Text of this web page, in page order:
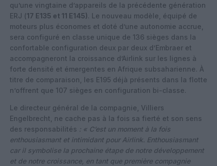
qu’une vingtaine d’appareils de la précédente génération
ERJ (17 E135 et 11 E145). Le nouveau modèle, équipé de
moteurs plus économes et doté d’une autonomie accrue,
sera configuré en classe unique de 136 sièges dans la
confortable configuration deux par deux d’Embraer et
accompagneront la croissance d’Airlink sur les lignes à
forte densité et émergentes en Afrique subsaharienne. À
titre de comparaison, les E195 déjà présents dans la flotte
n’offrent que 107 sièges en configuration bi-classe.
Le directeur général de la compagnie, Villiers
Engelbrecht, ne cache pas à la fois sa fierté et son sens
des responsabilités : « C’est un moment à la fois
enthousiasmant et intimidant pour Airlink. Enthousiasmant
car il symbolise la prochaine étape de notre développement
et de notre croissance, en tant que première compagnie